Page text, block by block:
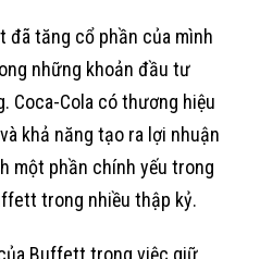
đã tăng cổ phần của mình
những khoản đầu tư
Coca-Cola có thương hiệu
khả năng tạo ra lợi nhuận
một phần chính yếu trong
trong nhiều thập kỷ.
Buffett trong việc giữ